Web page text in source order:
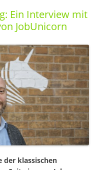
Ein Interview mit
JobUnicorn
der klassischen